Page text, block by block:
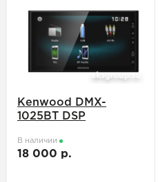
Kenwood DMX-
1025BT DSP
В наличии
18 000 р.